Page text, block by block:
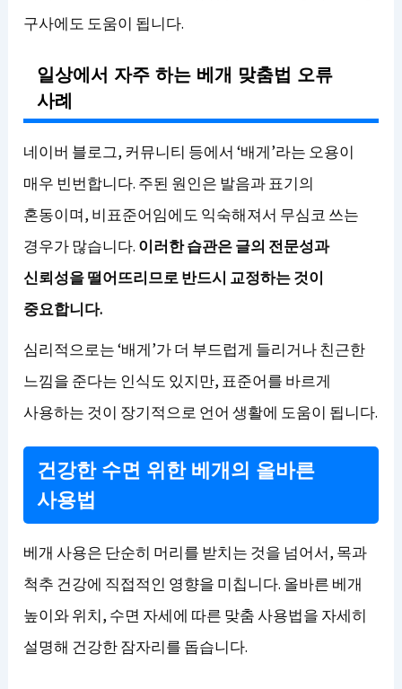
구사에도 도움이 됩니다.
일상에서 자주 하는 베개 맞춤법 오류
사례
네이버 블로그, 커뮤니티 등에서 ‘배게’라는 오용이
매우 빈번합니다. 주된 원인은 발음과 표기의
혼동이며, 비표준어임에도 익숙해져서 무심코 쓰는
경우가 많습니다. 이러한 습관은 글의 전문성과
신뢰성을 떨어뜨리므로 반드시 교정하는 것이
중요합니다.
심리적으로는 ‘배게’가 더 부드럽게 들리거나 친근한
느낌을 준다는 인식도 있지만, 표준어를 바르게
사용하는 것이 장기적으로 언어 생활에 도움이 됩니다.
건강한 수면 위한 베개의 올바른
사용법
베개 사용은 단순히 머리를 받치는 것을 넘어서, 목과
척추 건강에 직접적인 영향을 미칩니다. 올바른 베개
높이와 위치, 수면 자세에 따른 맞춤 사용법을 자세히
설명해 건강한 잠자리를 돕습니다.